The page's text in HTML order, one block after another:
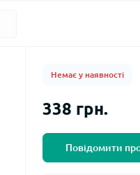
Немає у наявності
338 грн.
Повідомити